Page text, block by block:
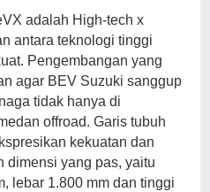
adalah High-tech x
antara teknologi tinggi
Pengembangan yang
agar BEV Suzuki sanggup
tidak hanya di
offroad. Garis tubuh
kekuatan dan
dimensi yang pas, yaitu
lebar 1.800 mm dan tinggi